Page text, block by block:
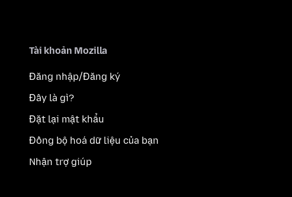
Tài khoản Mozilla
Đăng nhập/Đăng ký
Đây là gì?
Đặt lại mật khẩu
Đồng bộ hoá dữ liệu của bạn
Nhận trợ giúp